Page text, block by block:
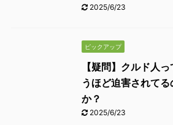
2025/6/23
ピックアップ
【疑問】クルド人
うほど迫害されてる
か？
2025/6/23